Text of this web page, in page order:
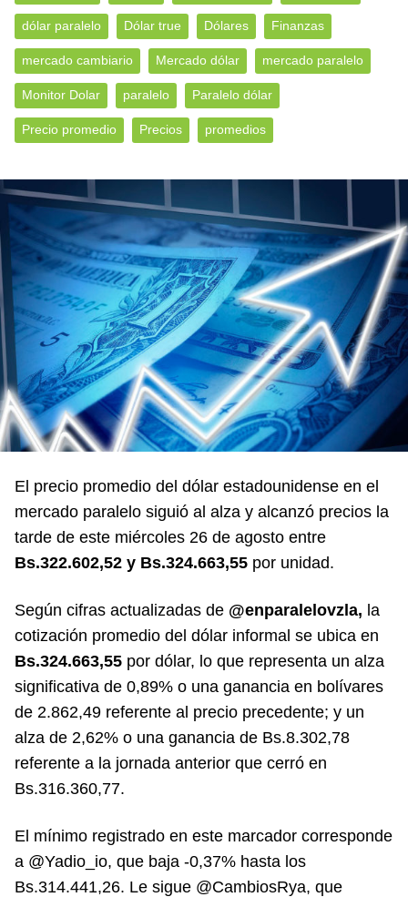
dólar paralelo Dólar true Dólares Finanzas
mercado cambiario Mercado dólar mercado paralelo
Monitor Dolar paralelo Paralelo dólar
Precio promedio Precios promedios
El precio promedio del dólar estadounidense en el
mercado paralelo siguió al alza y alcanzó precios la
tarde de este miércoles 26 de agosto entre
Bs.322.602,52 y Bs.324.663,55 por unidad.
Según cifras actualizadas de @enparalelovzla, la
cotización promedio del dólar informal se ubica en
Bs.324.663,55 por dólar, lo que representa un alza
significativa de 0,89% o una ganancia en bolívares
de 2.862,49 referente al precio precedente; y un
alza de 2,62% o una ganancia de Bs.8.302,78
referente a la jornada anterior que cerró en
Bs.316.360,77.
El mínimo registrado en este marcador corresponde
a @Yadio_io, que baja -0,37% hasta los
Bs.314.441,26. Le sigue @CambiosRya, que